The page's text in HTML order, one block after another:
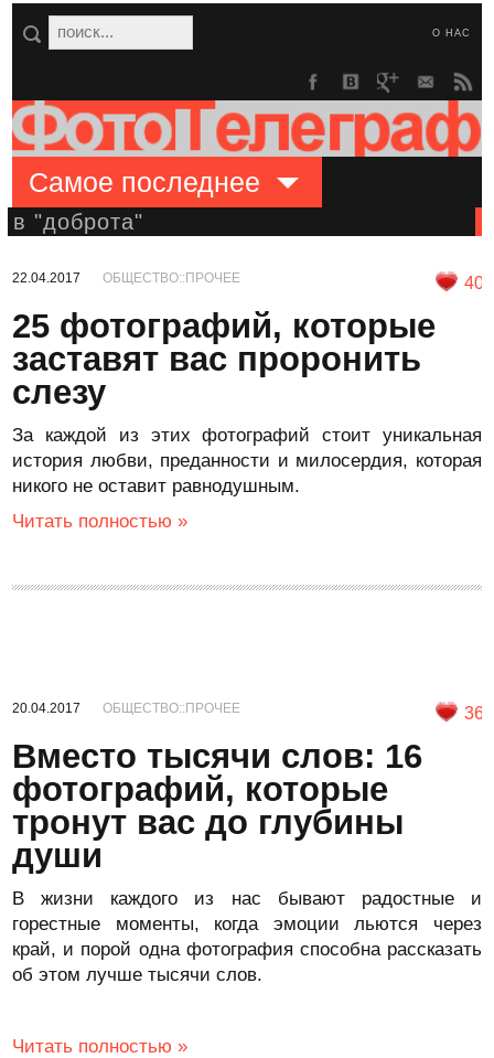
О НАС
Самое последнее
в "доброта"
22.04.2017 ОБЩЕСТВО::ПРОЧЕЕ 40
25 фотографий, которые
заставят вас проронить
слезу
За каждой из этих фотографий стоит уникальная
история любви, преданности и милосердия, которая
никого не оставит равнодушным.
Читать полностью »
20.04.2017 ОБЩЕСТВО::ПРОЧЕЕ 36
Вместо тысячи слов: 16
фотографий, которые
тронут вас до глубины
души
В жизни каждого из нас бывают радостные и
горестные моменты, когда эмоции льются через
край, и порой одна фотография способна рассказать
об этом лучше тысячи слов.
Читать полностью »